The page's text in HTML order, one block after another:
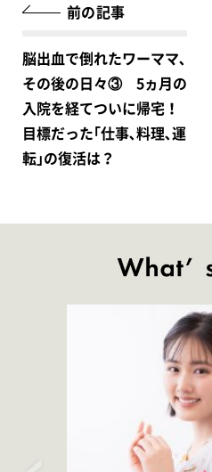
前の記事
脳出血で倒れたワーママ､
その後の日々③ 5ヵ月の
入院を経てついに帰宅！
目標だった｢仕事､料理､運
転｣の復活は？